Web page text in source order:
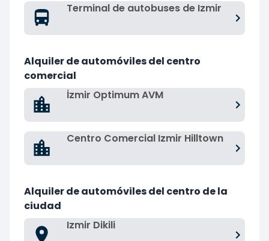
Terminal de autobuses de Izmir
Alquiler de automóviles del centro
comercial
İzmir Optimum AVM
Centro Comercial Izmir Hilltown
Alquiler de automóviles del centro de la
ciudad
Izmir Dikili